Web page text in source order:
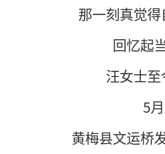
那一刻真觉
回忆起
汪女士
5
黄梅县文运桥